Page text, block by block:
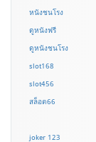
หนังชนโรง
ดูหนังฟรี
ดูหนังชนโรง
slot168
slot456
สล็อต66
joker 123